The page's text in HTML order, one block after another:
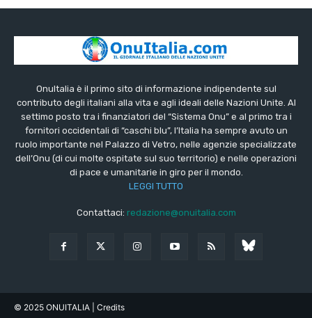
OnuItalia è il primo sito di informazione indipendente sul
contributo degli italiani alla vita e agli ideali delle Nazioni Unite. Al
settimo posto tra i finanziatori del “Sistema Onu” e al primo tra i
fornitori occidentali di “caschi blu”, l’Italia ha sempre avuto un
ruolo importante nel Palazzo di Vetro, nelle agenzie specializzate
dell’Onu (di cui molte ospitate sul suo territorio) e nelle operazioni
di pace e umanitarie in giro per il mondo.
LEGGI TUTTO
Contattaci: redazione@onuitalia.com
© 2025 ONUITALIA | Credits